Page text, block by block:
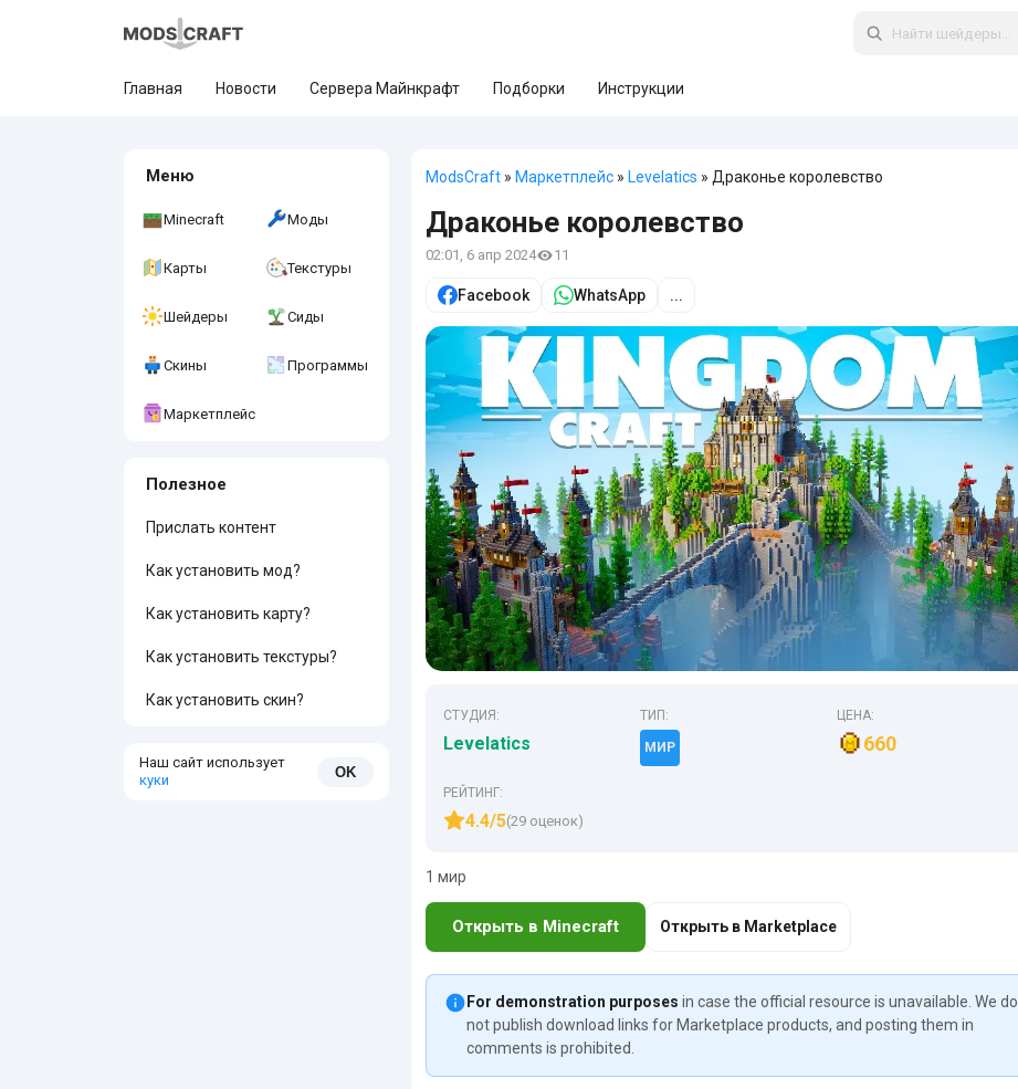
Главная Новости Сервера Майнкрафт Подборки Инструкции
Меню
Minecraft Моды
Карты Текстуры
Шейдеры Сиды
Скины Программы
Маркетплейс
Полезное
Прислать контент
Как установить мод?
Как установить карту?
Как установить текстуры?
Как установить скин?
Наш сайт использует
куки
OK
ModsCraft » Маркетплейс » Levelatics » Драконье королевство
Драконье королевство
02:01, 6 апр 2024 11
Facebook WhatsApp ...
СТУДИЯ:
Levelatics
ТИП:
МИР
ЦЕНА:
660
РЕЙТИНГ:
4.4/5(29 оценок)
1 мир
Открыть в Minecraft Открыть в Marketplace
For demonstration purposes in case the official resource is unavailable. We do
not publish download links for Marketplace products, and posting them in
comments is prohibited.